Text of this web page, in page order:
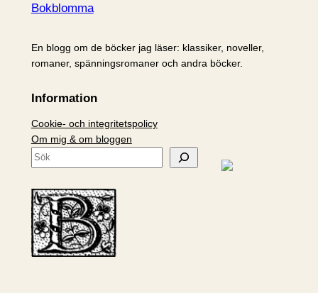
Bokblomma
En blogg om de böcker jag läser: klassiker, noveller,
romaner, spänningsromaner och andra böcker.
Information
Cookie- och integritetspolicy
Om mig & om bloggen
S
k